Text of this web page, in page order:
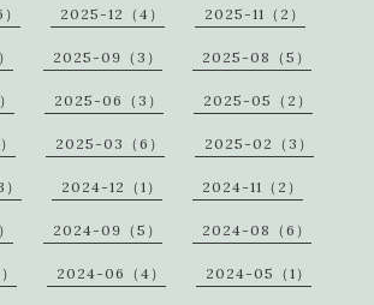
2025-12（4） 2025-11（2）
2025-09（3） 2025-08（5）
2025-06（3） 2025-05（2）
2025-03（6） 2025-02（3）
2024-12（1） 2024-11（2）
2024-09（5） 2024-08（6）
2024-06（4） 2024-05（1）